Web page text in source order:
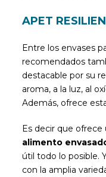
APET
Entre los envases
recomendados
destacable por su
aroma, a la luz, al
Además, ofrece
Es decir que ofrece
alimento
útil todo lo posible.
con la amplia